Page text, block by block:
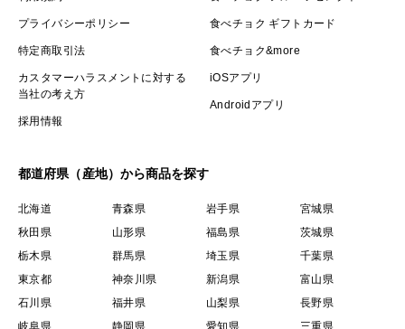
プライバシーポリシー
特定商取引法
カスタマーハラスメントに対する
当社の考え方
採用情報
食べチョク ギフトカード
食べチョク&more
iOSアプリ
Androidアプリ
都道府県（産地）から商品を探す
北海道 青森県 岩手県
宮城県
秋田県
山形県 福島県
茨城県
栃木県
群馬県 埼玉県
千葉県
東京都
神奈川県 新潟県
富山県
石川県
福井県 山梨県
長野県
岐阜県
静岡県 愛知県 三重県